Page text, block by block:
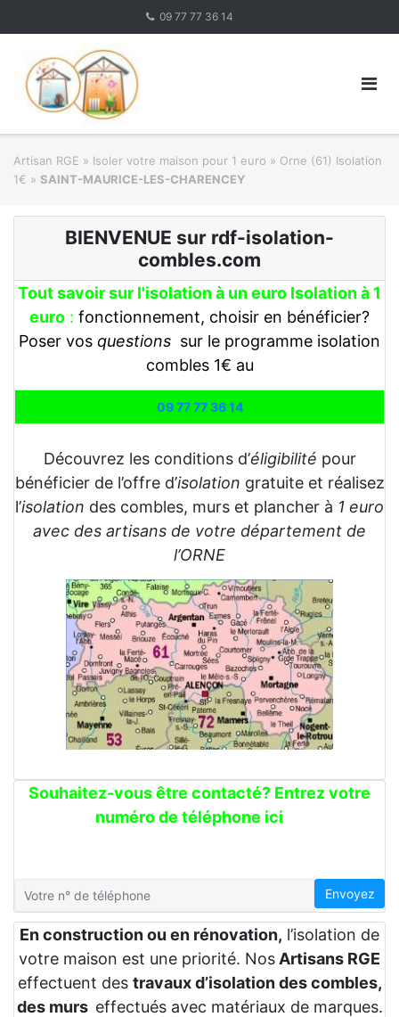
09 77 77 36 14
Artisan RGE » Isoler votre maison pour 1 euro » Orne (61) Isolation
1€ » SAINT-MAURICE-LES-CHARENCEY
BIENVENUE sur rdf-isolation-
combles.com
Tout savoir sur l'isolation à un euro Isolation à 1
euro : fonctionnement, choisir en bénéficier?
Poser vos questions sur le programme isolation
combles 1€ au
09 77 77 36 14
Découvrez les conditions d’éligibilité pour
bénéficier de l’offre d’isolation gratuite et réalisez
l’isolation des combles, murs et plancher à 1 euro
avec des artisans de votre département de
l’ORNE
Souhaitez-vous être contacté? Entrez votre
numéro de téléphone ici
Envoyez
En construction ou en rénovation, l’isolation de
votre maison est une priorité. Nos Artisans RGE
effectuent des travaux d’isolation des combles,
des murs effectués avec matériaux de marques.